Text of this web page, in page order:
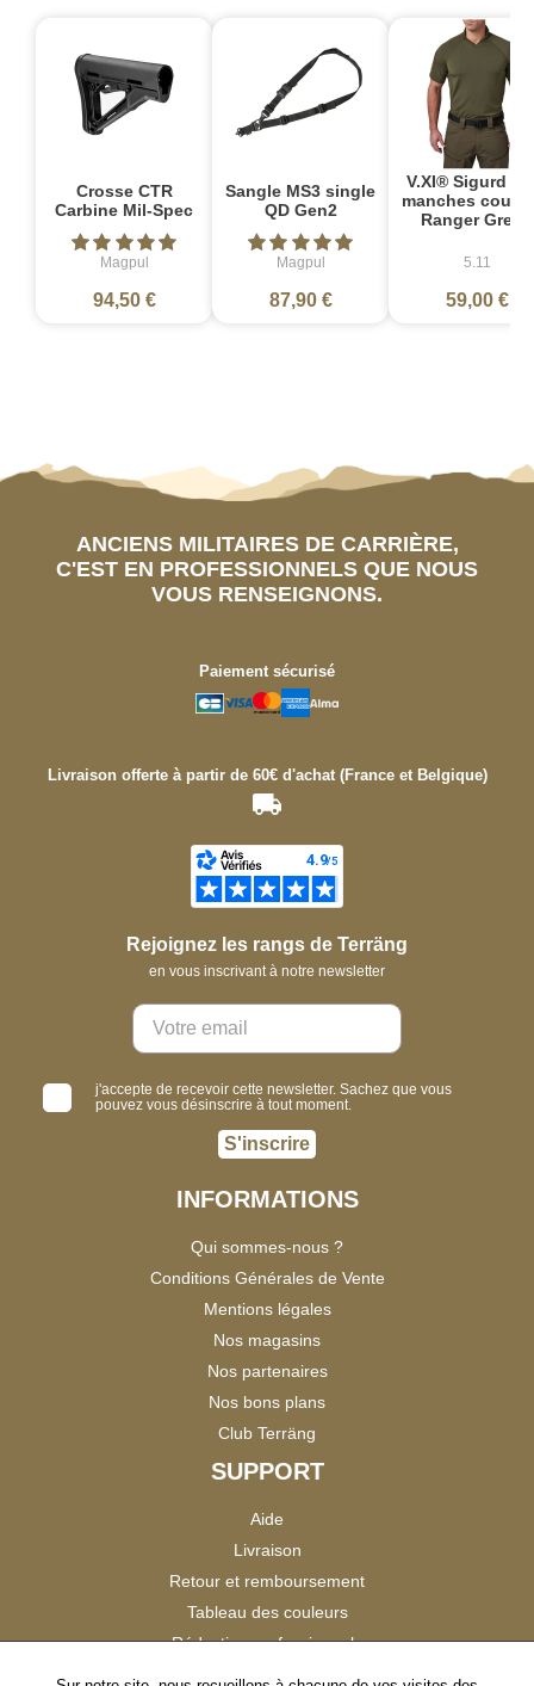
Crosse CTR
Carbine Mil-Spec
Magpul
94,50 €
Sangle MS3 single
QD Gen2
Magpul
87,90 €
V.XI® Sigurd
manches
Ranger Green
5.11
59,00 €
ANCIENS MILITAIRES DE CARRIÈRE,
C'EST EN PROFESSIONNELS QUE NOUS
VOUS RENSEIGNONS.
Paiement sécurisé
Livraison offerte à partir de 60€ d'achat (France et Belgique)
Rejoignez les rangs de Terräng
en vous inscrivant à notre newsletter
j'accepte de recevoir cette newsletter. Sachez que vous
pouvez vous désinscrire à tout moment.
S'inscrire
INFORMATIONS
Qui sommes-nous ?
Conditions Générales de Vente
Mentions légales
Nos magasins
Nos partenaires
Nos bons plans
Club Terräng
SUPPORT
Aide
Livraison
Retour et remboursement
Tableau des couleurs
Réduction professionnels
Catalogues